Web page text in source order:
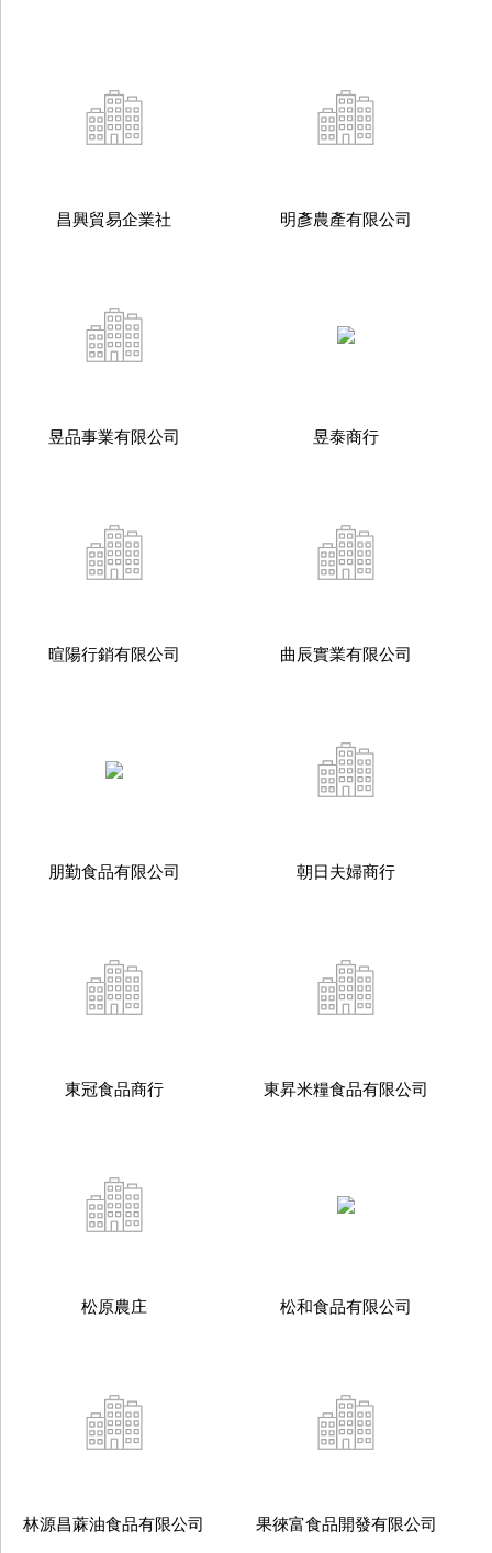
昌興貿易企業社 明彥農產有限公司
昱品事業有限公司 昱泰商行
暄陽行銷有限公司 曲辰實業有限公司
朋勤食品有限公司 朝日夫婦商行
東冠食品商行 東昇米糧食品有限公司
松原農庄 松和食品有限公司
林源昌蔴油食品有限公司 果徠富食品開發有限公司